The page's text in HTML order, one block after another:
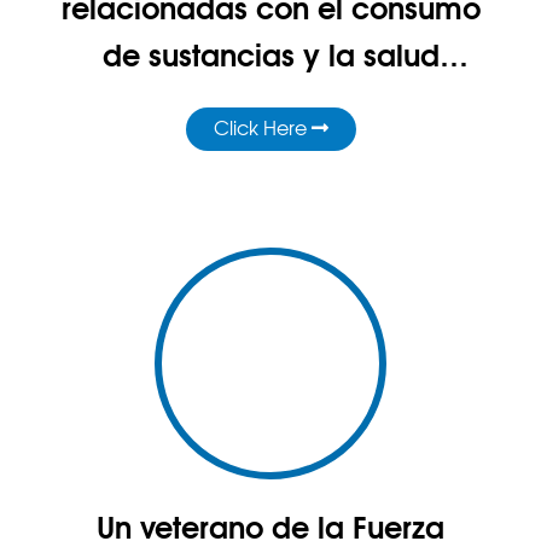
de sustancias y la salud
mental
Click Here
Un veterano de la Fuerza